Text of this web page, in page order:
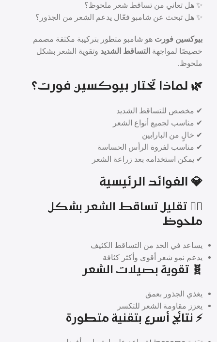
✨ هل تعاني من تساقط شعر ملحوظ؟
✨ هل تبحث عن شامبو فعّال يدعم الشعر من الجذور؟
بيوكسين فورت هو شامبو متطور بتركيبة مكثفة مصمم
خصيصًا لمواجهة التساقط الشديد وتقوية الشعر بشكل
ملحوظ.
🌿 لماذا تختار بيوكسين فورت؟
✔ مخصص للتساقط الشديد
✔ مناسب لجميع أنواع الشعر
✔ خالٍ من البارابين
✔ مناسب لفروة الرأس الحساسة
✔ يمكن استخدامه بعد زراعة الشعر
💎 الفوائد الرئيسية
💇‍♂️ تقليل تساقط الشعر بشكل
ملحوظ
يساعد في الحد من التساقط الكثيف
يدعم نمو شعر أقوى وأكثر كثافة
🧬 تقوية بصيلات الشعر
يغذي الجذور بعمق
يعزز مقاومة الشعر للتكسر
⚡ نتائج أسرع بتقنية متطورة